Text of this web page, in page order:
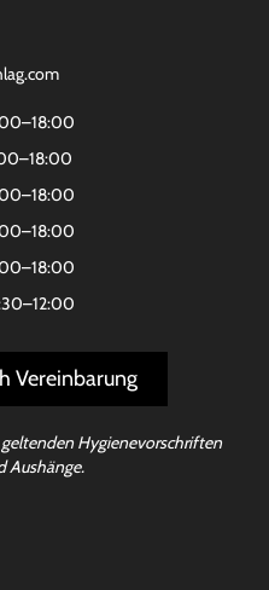
Vereinbarung
Hygienevorschriften
Aushänge.